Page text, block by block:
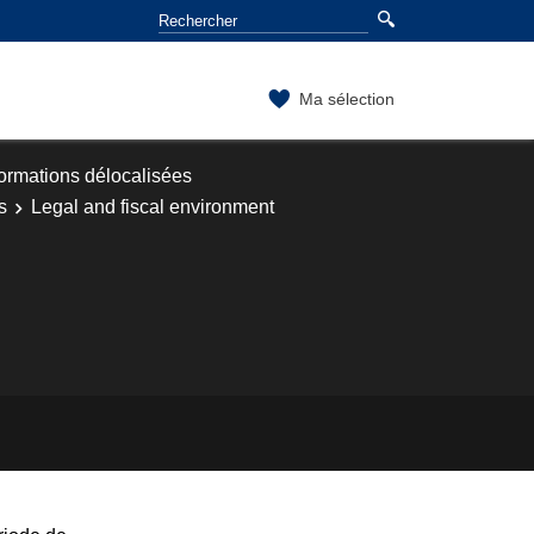
Ma sélection
délocalisées
Legal and fiscal environment